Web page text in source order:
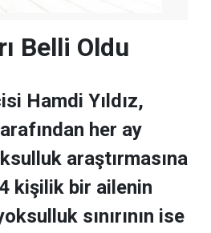
Belli Oldu
Hamdi Yıldız,
her ay
araştırmasına
kişilik bir ailenin
sınırının ise